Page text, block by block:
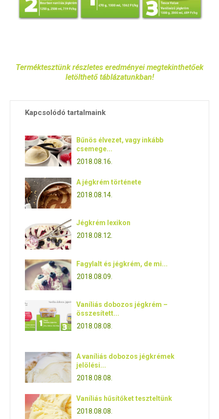
Terméktesztünk részletes eredményei megtekinthetőek
letölthető táblázatunkban!
Kapcsolódó tartalmaink
Bűnös élvezet, vagy inkább
csemege...
2018.08.16.
A jégkrém története
2018.08.14.
Jégkrém lexikon
2018.08.12.
Fagylalt és jégkrém, de mi...
2018.08.09.
Vaníliás dobozos jégkrém –
összesített...
2018.08.08.
A vaníliás dobozos jégkrémek
jelölési...
2018.08.08.
Vaníliás hűsítőket teszteltünk
2018.08.08.